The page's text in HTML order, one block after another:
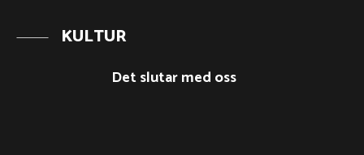
KULTUR
Det slutar med oss